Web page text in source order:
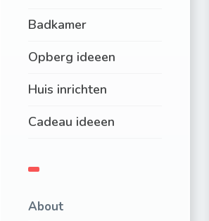
Badkamer
Opberg ideeen
Huis inrichten
Cadeau ideeen
About